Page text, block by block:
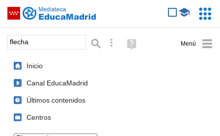
Saltar navegación
Palabra o frase: Búsqueda avanzada
Ayuda
(en
Inicio
Canal EducaMadrid
Últimos contenidos
Centros